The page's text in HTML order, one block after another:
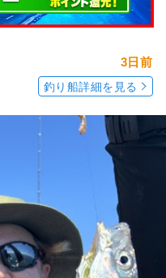
3日前
釣り船詳細を見る